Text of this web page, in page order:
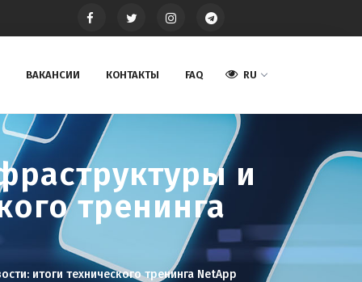
ВАКАНСИИ КОНТАКТЫ FAQ RU
и
тренинга
итоги технического тренинга NetApp